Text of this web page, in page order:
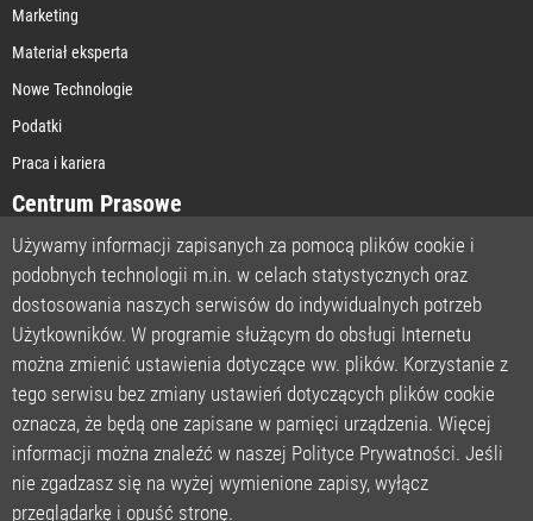
Marketing
Materiał eksperta
Nowe Technologie
Podatki
Praca i kariera
Centrum Prasowe
STRONA GŁÓWNA
O NAS
POLITYKA PRYWATNOŚCI
REGULAMIN
LICENCJA
REJESTRACJA
KONTAKT
Używamy informacji zapisanych za pomocą plików cookie i
podobnych technologii m.in. w celach statystycznych oraz
dostosowania naszych serwisów do indywidualnych potrzeb
Użytkowników. W programie służącym do obsługi Internetu
można zmienić ustawienia dotyczące ww. plików. Korzystanie z
tego serwisu bez zmiany ustawień dotyczących plików cookie
oznacza, że będą one zapisane w pamięci urządzenia. Więcej
informacji można znaleźć w naszej Polityce Prywatności. Jeśli
nie zgadzasz się na wyżej wymienione zapisy, wyłącz
przeglądarkę i opuść stronę.